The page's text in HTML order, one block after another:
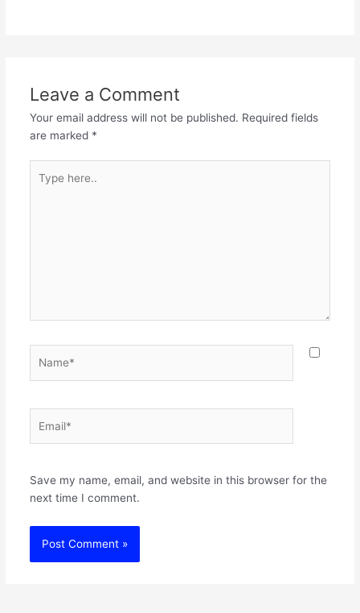
Leave a Comment
Your email address will not be published. Required fields
are marked *
here..
Save my name, email, and website in this browser for the
next time I comment.